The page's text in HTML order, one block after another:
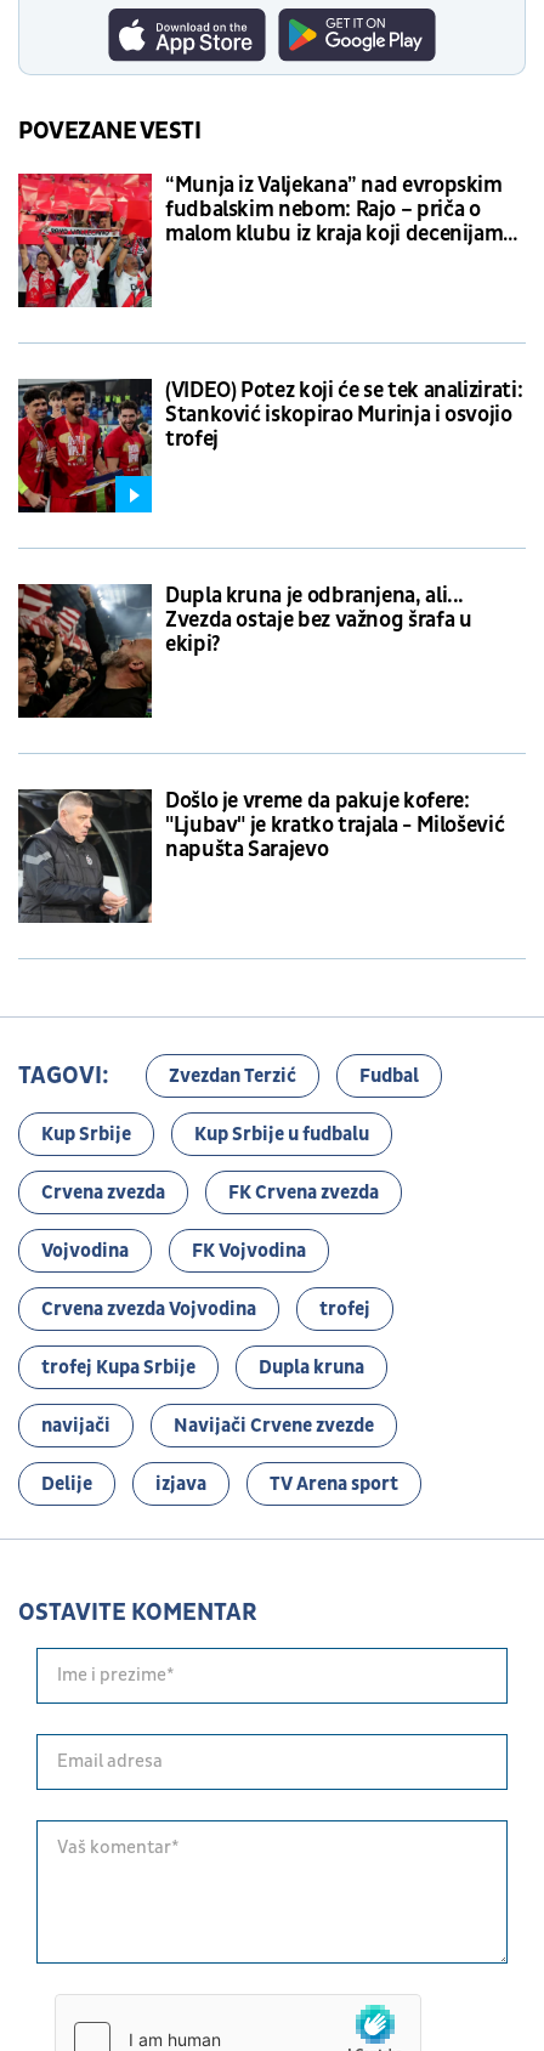
POVEZANE VESTI
“Munja iz Valjekana” nad evropskim
fudbalskim nebom: Rajo – priča o
malom klubu iz kraja koji decenijama
(VIDEO) Potez koji će se tek analizirati:
Stanković iskopirao Murinja i osvojio
trofej
Dupla kruna je odbranjena, ali...
Zvezda ostaje bez važnog šrafa u
ekipi?
Došlo je vreme da pakuje kofere:
"Ljubav" je kratko trajala - Milošević
napušta Sarajevo
TAGOVI: Zvezdan Terzić Fudbal
Kup Srbije Kup Srbije u fudbalu
Crvena zvezda FK Crvena zvezda
Vojvodina FK Vojvodina
Crvena zvezda Vojvodina trofej
trofej Kupa Srbije Dupla kruna
navijači Navijači Crvene zvezde
Delije izjava TV Arena sport
OSTAVITE KOMENTAR